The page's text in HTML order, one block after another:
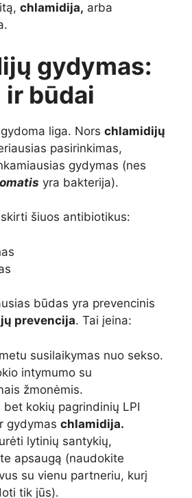
chlamidija, arba
gydymas:
ir būdai
liga. Nors chlamidijų
pasirinkimas,
gydymas (nes
yra bakterija).
šiuos antibiotikus:
būdas yra prevencinis
prevencija. Tai įeina:
susilaikymas nuo sekso.
intymumo su
žmonėmis.
bet kokių pagrindinių LPI
gydymas chlamidija.
lytinių santykių,
apsaugą (naudokite
su vienu partneriu, kurį
tik jūs).